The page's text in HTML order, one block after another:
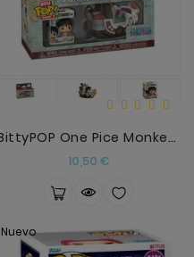
BittyPOP One Pice Monkey D.Luffy Y Thousand Sunny
10,50 €Precio
Nuevo